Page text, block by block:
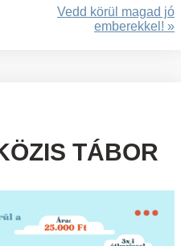
Vedd körül magad jó
emberekkel! »
TÁBOR